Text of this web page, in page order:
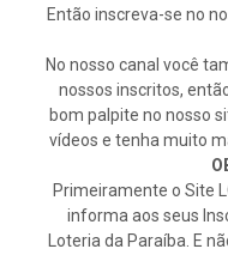
Então inscreva-se no
No nosso canal você
nossos inscritos,
bom palpite no nosso
vídeos e tenha muito
Primeiramente o Site
informa aos seus
Loteria da Paraíba. E